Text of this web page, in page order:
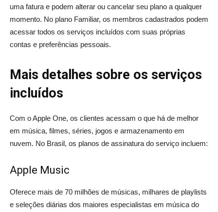
uma fatura e podem alterar ou cancelar seu plano a qualquer
momento. No plano Familiar, os membros cadastrados podem
acessar todos os serviços incluídos com suas próprias
contas e preferências pessoais.
Mais detalhes sobre os serviços
incluídos
Com o Apple One, os clientes acessam o que há de melhor
em música, filmes, séries, jogos e armazenamento em
nuvem. No Brasil, os planos de assinatura do serviço incluem:
Apple Music
Oferece mais de 70 milhões de músicas, milhares de playlists
e seleções diárias dos maiores especialistas em música do